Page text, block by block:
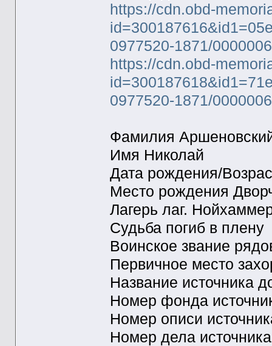
https://cdn.obd-
0977520-1871/
https://cdn.obd-
0977520-1871/
Фамилия
Имя Николай
Дата рождения/
Место рождения
Лагерь лаг.
Судьба погиб в плену
Воинское звание
Первичное место
Название источника
Номер фонда
Номер описи
Номер дела